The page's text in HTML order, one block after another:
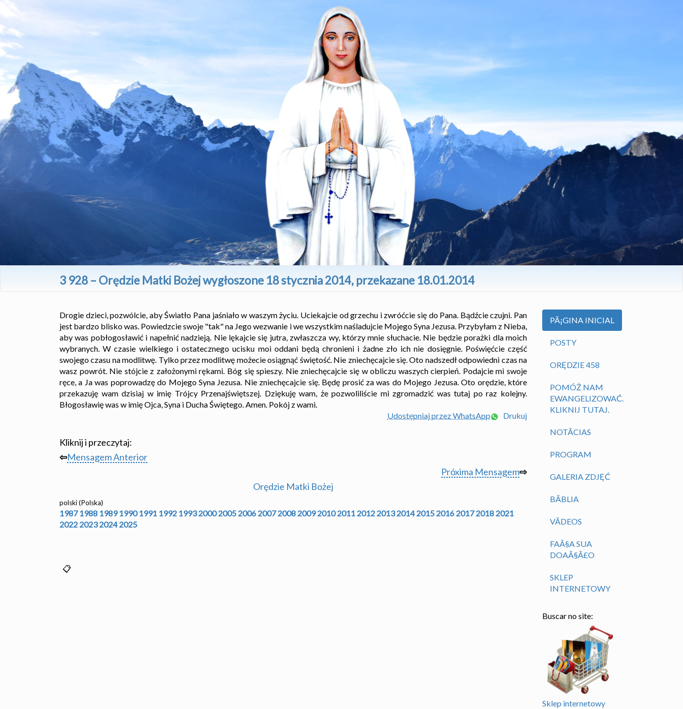
3 928 – Orędzie Matki Bożej wygłoszone 18 stycznia 2014, przekazane 18.01.2014
Drogie dzieci, pozwólcie, aby Światło Pana jaśniało w waszym życiu. Uciekajcie od grzechu i zwróćcie się do Pana. Bądźcie czujni. Pan
jest bardzo blisko was. Powiedzcie swoje "tak" na Jego wezwanie i we wszystkim naśladujcie Mojego Syna Jezusa. Przybyłam z Nieba,
aby was pobłogosławić i napełnić nadzieją. Nie lękajcie się jutra, zwłaszcza wy, którzy mnie słuchacie. Nie będzie porażki dla moich
wybranych. W czasie wielkiego i ostatecznego ucisku moi oddani będą chronieni i żadne zło ich nie dosięgnie. Poświęćcie część
swojego czasu na modlitwę. Tylko przez modlitwę możecie osiągnąć świętość. Nie zniechęcajcie się. Oto nadszedł odpowiedni czas na
wasz powrót. Nie stójcie z założonymi rękami. Bóg się spieszy. Nie zniechęcajcie się w obliczu waszych cierpień. Podajcie mi swoje
ręce, a Ja was poprowadzę do Mojego Syna Jezusa. Nie zniechęcajcie się. Będę prosić za was do Mojego Jezusa. Oto orędzie, które
przekazuję wam dzisiaj w imię Trójcy Przenajświętszej. Dziękuję wam, że pozwoliliście mi zgromadzić was tutaj po raz kolejny.
Błogosławię was w imię Ojca, Syna i Ducha Świętego. Amen. Pokój z wami.
Udostępniaj przez WhatsApp
Drukuj
Kliknij i przeczytaj:
⇦Mensagem Anterior
Próxima Mensagem⇨
Orędzie Matki Bożej
polski (Polska)
1987 1988 1989 1990 1991 1992 1993 2000 2005 2006 2007 2008 2009 2010 2011 2012 2013 2014 2015 2016 2017 2018 2021
2022 2023 2024 2025
PÃ¡GINA INICIAL
POSTY
ORĘDZIE 458
POMÓŻ NAM
EWANGELIZOWAĆ.
KLIKNIJ TUTAJ.
NOTÃ­CIAS
PROGRAM
GALERIA ZDJĘĆ
BÃ­BLIA
VÃ­DEOS
FAÃ§A SUA
DOAÃ§Ã£O
SKLEP
INTERNETOWY
Buscar no site:
Sklep internetowy